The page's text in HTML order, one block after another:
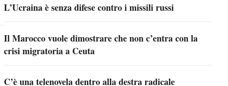
L’Ucraina è senza difese contro i missili russi
Il Marocco vuole dimostrare che non c’entra con la
crisi migratoria a Ceuta
C’è una telenovela dentro alla destra radicale